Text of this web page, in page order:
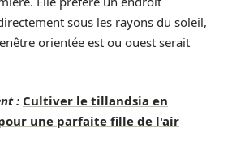
sous les rayons du soleil,
orientée est ou ouest serait
: Cultiver le tillandsia en
une parfaite fille de l'air